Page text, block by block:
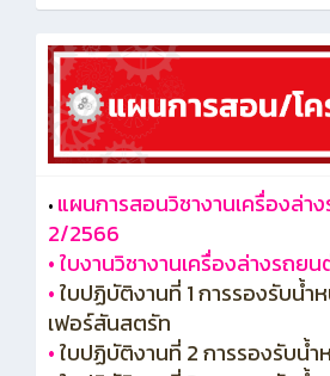
• แผนการสอนวิชางานเครื่องล่า
2/2566
•ใบงานวิชางานเครื่องล่างรถย
•ใบปฏิบัติงานที่ 1 การรองรับน้
เฟอร์สันสตรัท
•ใบปฏิบัติงานที่ 2 การรองรับน้